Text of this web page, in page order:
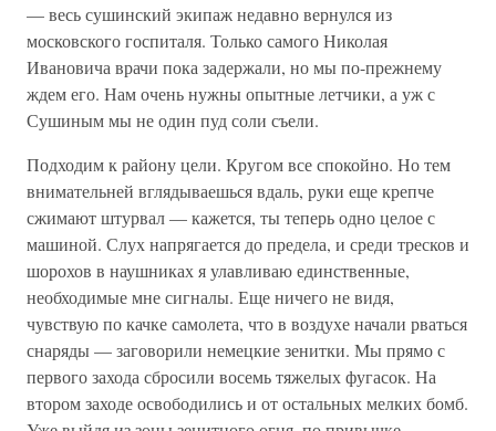
— весь сушинский экипаж недавно вернулся из
московского госпиталя. Только самого Николая
Ивановича врачи пока задержали, но мы по-прежнему
ждем его. Нам очень нужны опытные летчики, а уж с
Сушиным мы не один пуд соли съели.
Подходим к району цели. Кругом все спокойно. Но тем
внимательней вглядываешься вдаль, руки еще крепче
сжимают штурвал — кажется, ты теперь одно целое с
машиной. Слух напрягается до предела, и среди тресков и
шорохов в наушниках я улавливаю единственные,
необходимые мне сигналы. Еще ничего не видя,
чувствую по качке самолета, что в воздухе начали рваться
снаряды — заговорили немецкие зенитки. Мы прямо с
первого захода сбросили восемь тяжелых фугасок. На
втором заходе освободились и от остальных мелких бомб.